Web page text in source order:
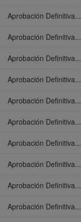
Aprobación Definitiva...
Aprobación Definitiva...
Aprobación Definitiva...
Aprobación Definitiva...
Aprobación Definitiva...
Aprobación Definitiva...
Aprobación Definitiva...
Aprobación Definitiva...
Aprobación Definitiva...
Aprobación Definitiva...